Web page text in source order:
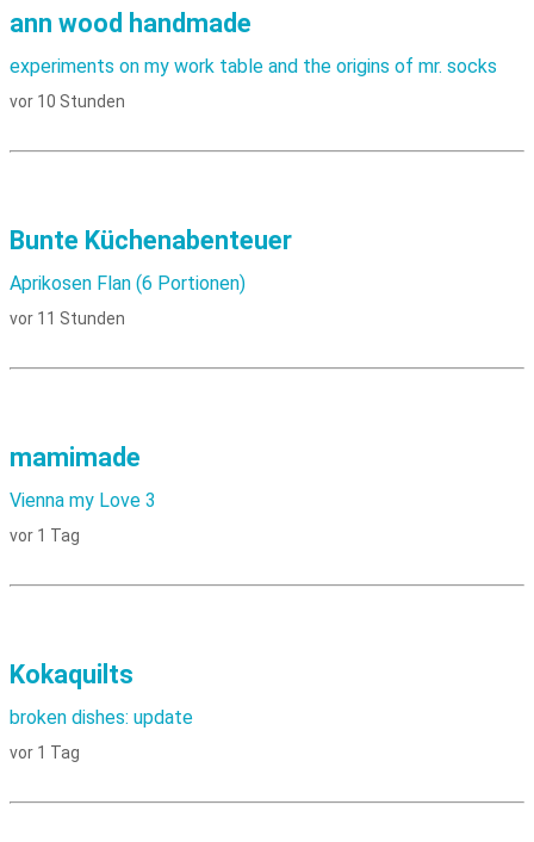
ann wood handmade
experiments on my work table and the origins of mr. socks
vor 10 Stunden
Bunte Küchenabenteuer
Aprikosen Flan (6 Portionen)
vor 11 Stunden
mamimade
Vienna my Love 3
vor 1 Tag
Kokaquilts
broken dishes: update
vor 1 Tag